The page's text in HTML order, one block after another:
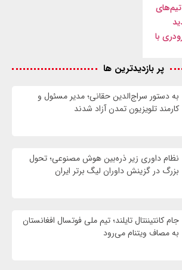
تیم‌های
با
پر بازدیدترین ها
به دستور سراج‌الدین حقانی؛ مدیر مسئول و
کارمند تلویزیون تمدن آزاد شدند
نظام داوری زیر ذره‌بین هوش مصنوعی؛ تحول
بزرگ در گزینش داوران لیگ برتر ایران
جام کانتیننتال تایلند؛ تیم ملی فوتسال افغانستان
به مصاف ویتنام می‌رود